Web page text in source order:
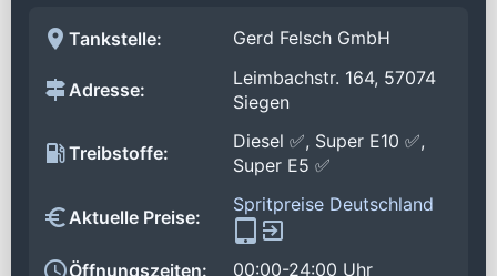
Tankstelle: Gerd Felsch GmbH
Adresse:
Leimbachstr. 164, 57074
Siegen
Treibstoffe:
Diesel ✅, Super E10 ✅,
Super E5 ✅
Aktuelle Preise:
Spritpreise Deutschland
Öffnungszeiten:
00:00-24:00 Uhr